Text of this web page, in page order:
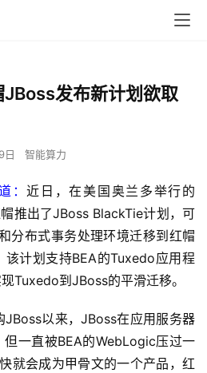
JBoss发布新计划欲取
日 智能算力
：近日，在美国奥兰多举行的
推出了JBoss BlackTie计划，可
分布式事务处理环境迁移到红帽
该计划支持BEA的Tuxedo应用程
Tuxedo到JBoss的平滑迁移。
以来，JBoss在应用服务器
一直被BEA的WebLogic压过一
就会成为甲骨文的一个产品，红